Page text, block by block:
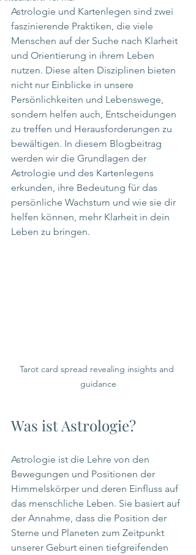
Astrologie und Kartenlegen sind zwei
faszinierende Praktiken, die viele
Menschen auf der Suche nach Klarheit
und Orientierung in ihrem Leben
nutzen. Diese alten Disziplinen bieten
nicht nur Einblicke in unsere
Persönlichkeiten und Lebenswege,
sondern helfen auch, Entscheidungen
zu treffen und Herausforderungen zu
bewältigen. In diesem Blogbeitrag
werden wir die Grundlagen der
Astrologie und des Kartenlegens
erkunden, ihre Bedeutung für das
persönliche Wachstum und wie sie dir
helfen können, mehr Klarheit in dein
Leben zu bringen.
Tarot card spread revealing insights and
guidance
Was ist Astrologie?
Astrologie ist die Lehre von den
Bewegungen und Positionen der
Himmelskörper und deren Einfluss auf
das menschliche Leben. Sie basiert auf
der Annahme, dass die Position der
Sterne und Planeten zum Zeitpunkt
unserer Geburt einen tiefgreifenden